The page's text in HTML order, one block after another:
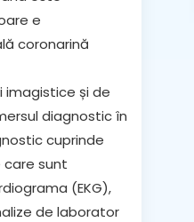
e
coronarină
imagistice și de
diagnostic în
cuprinde
sunt
(EKG),
de laborator